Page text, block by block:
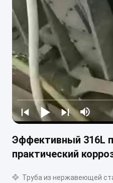
Эффективный 316L
практический
Труба из нержавеющей